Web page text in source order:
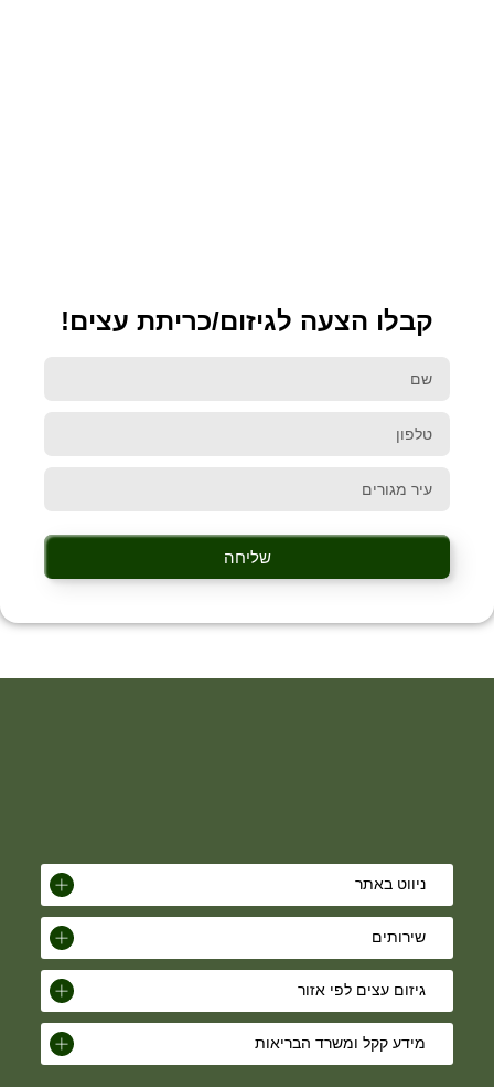
קבלו הצעה לגיזום/כריתת עצים!
שליחה
ניווט באתר
שירותים
גיזום עצים לפי אזור
מידע קקל ומשרד הבריאות